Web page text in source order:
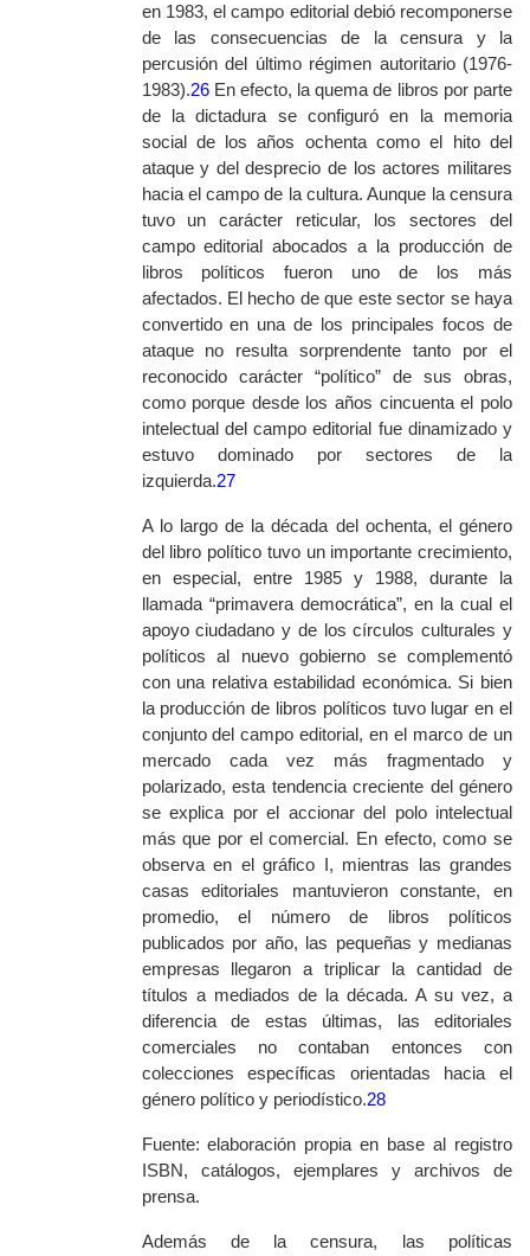
en 1983, el campo editorial debió recomponerse
de las consecuencias de la censura y la
percusión del último régimen autoritario (1976-
1983).26En efecto, la quema de libros por parte
de la dictadura se configuró en la memoria
social de los años ochenta como el hito del
ataque y del desprecio de los actores militares
hacia el campo de la cultura. Aunque la censura
tuvo un carácter reticular, los sectores del
campo editorial abocados a la producción de
libros políticos fueron uno de los más
afectados. El hecho de que este sector se haya
convertido en una de los principales focos de
ataque no resulta sorprendente tanto por el
reconocido carácter “político” de sus obras,
como porque desde los años cincuenta el polo
intelectual del campo editorial fue dinamizado y
estuvo dominado por sectores de la
izquierda.27
A lo largo de la década del ochenta, el género
del libro político tuvo un importante crecimiento,
en especial, entre 1985 y 1988, durante la
llamada “primavera democrática”, en la cual el
apoyo ciudadano y de los círculos culturales y
políticos al nuevo gobierno se complementó
con una relativa estabilidad económica. Si bien
la producción de libros políticos tuvo lugar en el
conjunto del campo editorial, en el marco de un
mercado cada vez más fragmentado y
polarizado, esta tendencia creciente del género
se explica por el accionar del polo intelectual
más que por el comercial. En efecto, como se
observa en el gráfico I, mientras las grandes
casas editoriales mantuvieron constante, en
promedio, el número de libros políticos
publicados por año, las pequeñas y medianas
empresas llegaron a triplicar la cantidad de
títulos a mediados de la década. A su vez, a
diferencia de estas últimas, las editoriales
comerciales no contaban entonces con
colecciones específicas orientadas hacia el
género político y periodístico.28
Fuente: elaboración propia en base al registro
ISBN, catálogos, ejemplares y archivos de
prensa.
Además de la censura, las políticas